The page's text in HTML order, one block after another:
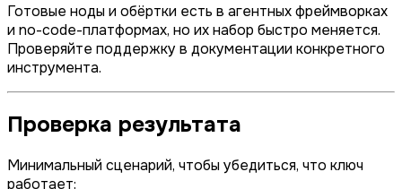
Готовые ноды и обёртки есть в агентных фреймворках
и no-code-платформах, но их набор быстро меняется.
Проверяйте поддержку в документации конкретного
инструмента.
Проверка результата
Минимальный сценарий, чтобы убедиться, что ключ
работает: